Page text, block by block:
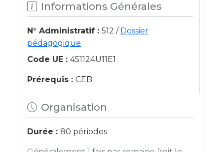
Informations Générales
N° Administratif : 512 / Dossier
pédagogique
Code UE : 451124U11E1
Prérequis : CEB
Organisation
Durée : 80 périodes